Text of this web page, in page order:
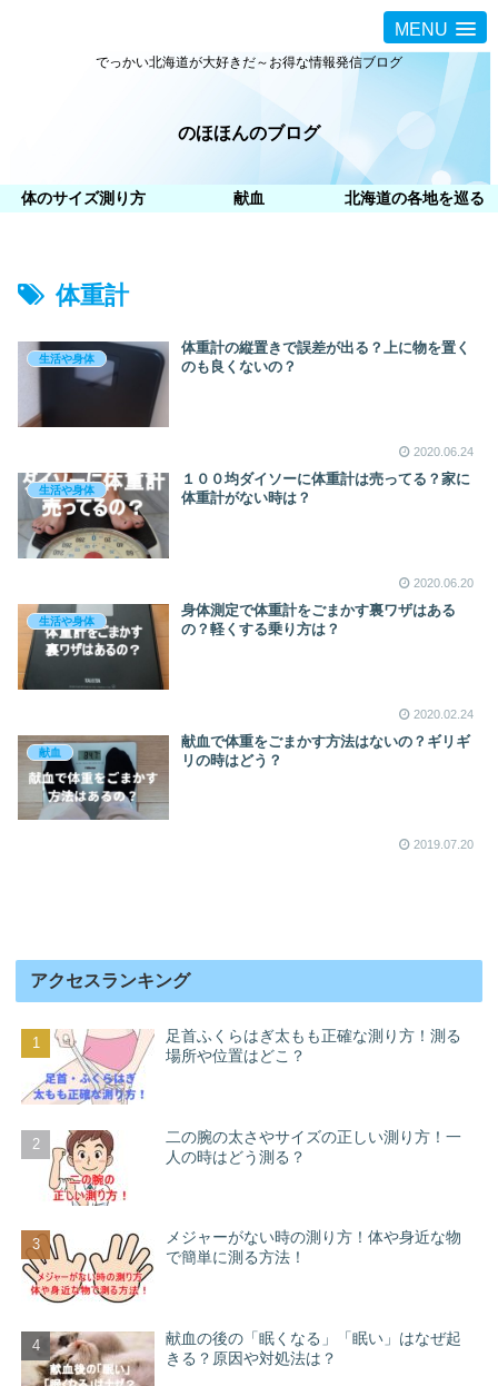
MENU
でっかい北海道が大好きだ～お得な情報発信ブログ
のほほんのブログ
体のサイズ測り方 献血 北海道の各地を巡る
体重計
生活や身体
体重計の縦置きで誤差が出る？上に物を置く
のも良くないの？
2020.06.24
生活や身体
１００均ダイソーに体重計は売ってる？家に
体重計がない時は？
2020.06.20
生活や身体
身体測定で体重計をごまかす裏ワザはある
の？軽くする乗り方は？
2020.02.24
献血
献血で体重をごまかす方法はないの？ギリギ
リの時はどう？
2019.07.20
アクセスランキング
足首ふくらはぎ太もも正確な測り方！測る
場所や位置はどこ？
二の腕の太さやサイズの正しい測り方！一
人の時はどう測る？
メジャーがない時の測り方！体や身近な物
で簡単に測る方法！
献血の後の「眠くなる」「眠い」はなぜ起
きる？原因や対処法は？